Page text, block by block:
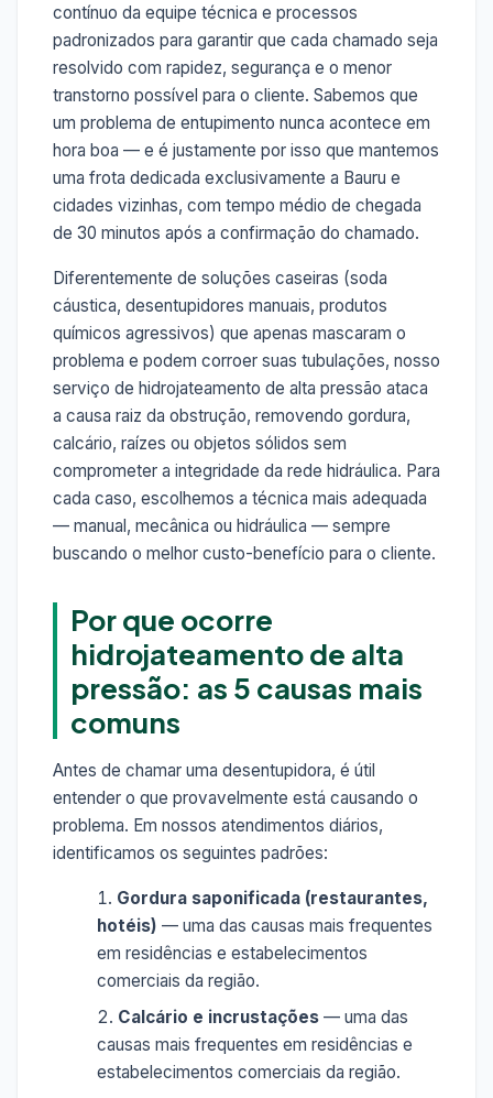
contínuo da equipe técnica e processos
padronizados para garantir que cada chamado seja
resolvido com rapidez, segurança e o menor
transtorno possível para o cliente. Sabemos que
um problema de entupimento nunca acontece em
hora boa — e é justamente por isso que mantemos
uma frota dedicada exclusivamente a Bauru e
cidades vizinhas, com tempo médio de chegada
de 30 minutos após a confirmação do chamado.
Diferentemente de soluções caseiras (soda
cáustica, desentupidores manuais, produtos
químicos agressivos) que apenas mascaram o
problema e podem corroer suas tubulações, nosso
serviço de hidrojateamento de alta pressão ataca
a causa raiz da obstrução, removendo gordura,
calcário, raízes ou objetos sólidos sem
comprometer a integridade da rede hidráulica. Para
cada caso, escolhemos a técnica mais adequada
— manual, mecânica ou hidráulica — sempre
buscando o melhor custo-benefício para o cliente.
Por que ocorre
hidrojateamento de alta
pressão: as 5 causas mais
comuns
Antes de chamar uma desentupidora, é útil
entender o que provavelmente está causando o
problema. Em nossos atendimentos diários,
identificamos os seguintes padrões:
Gordura saponificada (restaurantes,
hotéis) — uma das causas mais frequentes
em residências e estabelecimentos
comerciais da região.
Calcário e incrustações — uma das
causas mais frequentes em residências e
estabelecimentos comerciais da região.